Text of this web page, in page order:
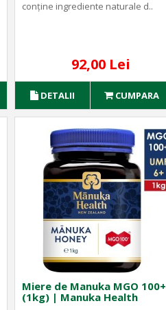
conține ingrediente naturale d..
92,00 Lei
DETALII CUMPARA
Miere de Manuka MGO 100+
(1kg) | Manuka Health